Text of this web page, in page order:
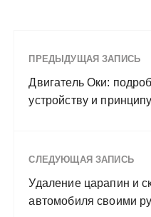
ПРЕДЫДУЩАЯ ЗАПИСЬ
Двигатель Оки:
устройству и
СЛЕДУЮЩАЯ ЗАПИСЬ
Удаление царапин и
автомобиля своими